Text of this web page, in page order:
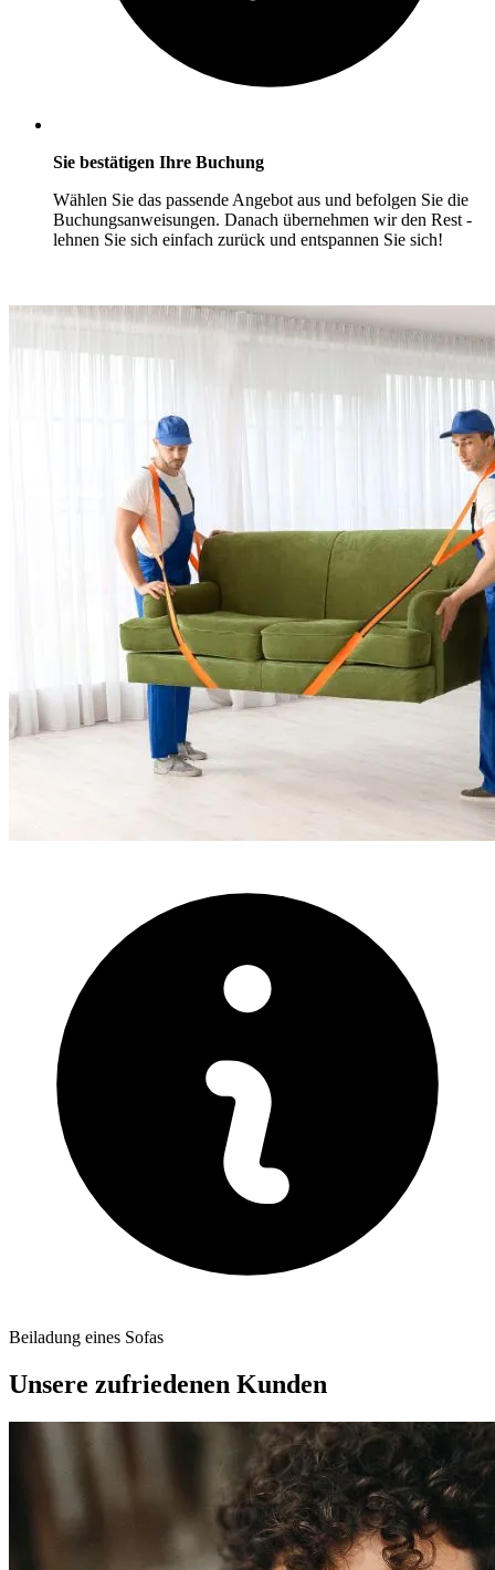
Sie bestätigen Ihre Buchung
Wählen Sie das passende Angebot aus und befolgen Sie die
Buchungsanweisungen. Danach übernehmen wir den Rest -
lehnen Sie sich einfach zurück und entspannen Sie sich!
Beiladung eines Sofas
Unsere zufriedenen Kunden